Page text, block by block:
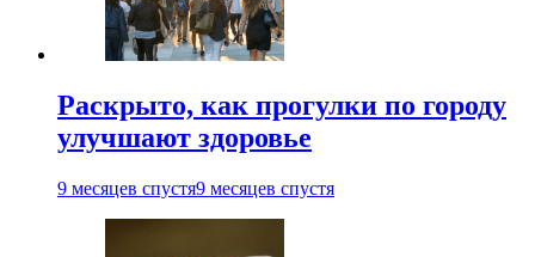
Раскрыто, как прогулки по городу
улучшают здоровье
9 месяцев спустя9 месяцев спустя